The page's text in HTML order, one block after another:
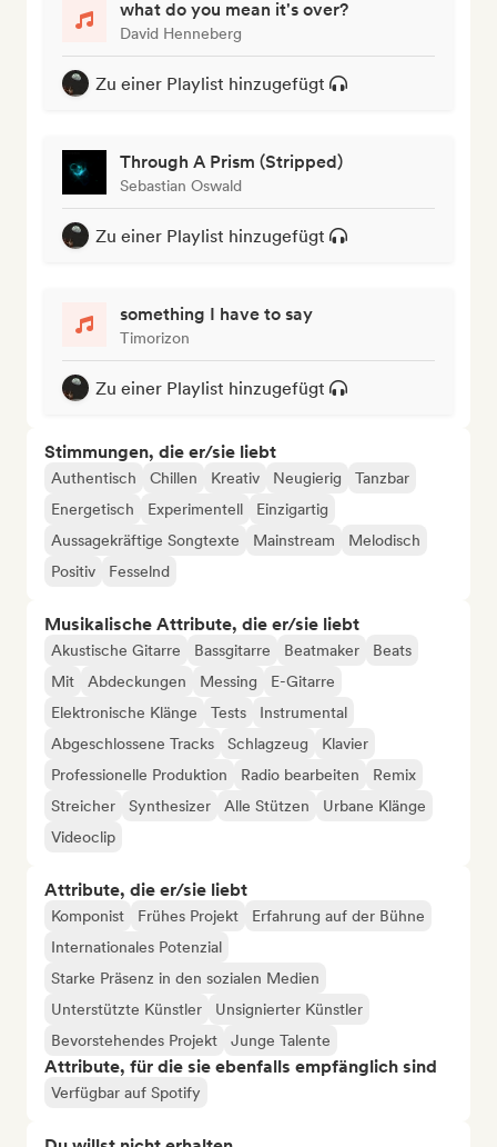
what do you mean it's over?
David Henneberg
Zu einer Playlist hinzugefügt
Through A Prism (Stripped)
Sebastian Oswald
Zu einer Playlist hinzugefügt
something I have to say
Timorizon
Zu einer Playlist hinzugefügt
Stimmungen, die er/sie liebt
Authentisch Chillen Kreativ Neugierig
Tanzbar
Energetisch
Experimentell
Einzigartig
Aussagekräftige Songtexte
Mainstream
Melodisch
Positiv
Fesselnd
Musikalische Attribute, die er/sie liebt
Akustische Gitarre Bassgitarre Beatmaker
Beats
Mit
Abdeckungen Messing
E-Gitarre
Elektronische Klänge
Tests
Instrumental
Abgeschlossene Tracks
Schlagzeug
Klavier
Professionelle Produktion
Radio bearbeiten
Remix
Streicher
Synthesizer Alle Stützen
Urbane Klänge
Videoclip
Attribute, die er/sie liebt
Komponist Frühes Projekt
Erfahrung auf der Bühne
Internationales Potenzial
Starke Präsenz in den sozialen Medien
Unterstützte Künstler
Unsignierter Künstler
Bevorstehendes Projekt
Junge Talente
Attribute, für die sie ebenfalls empfänglich sind
Verfügbar auf Spotify